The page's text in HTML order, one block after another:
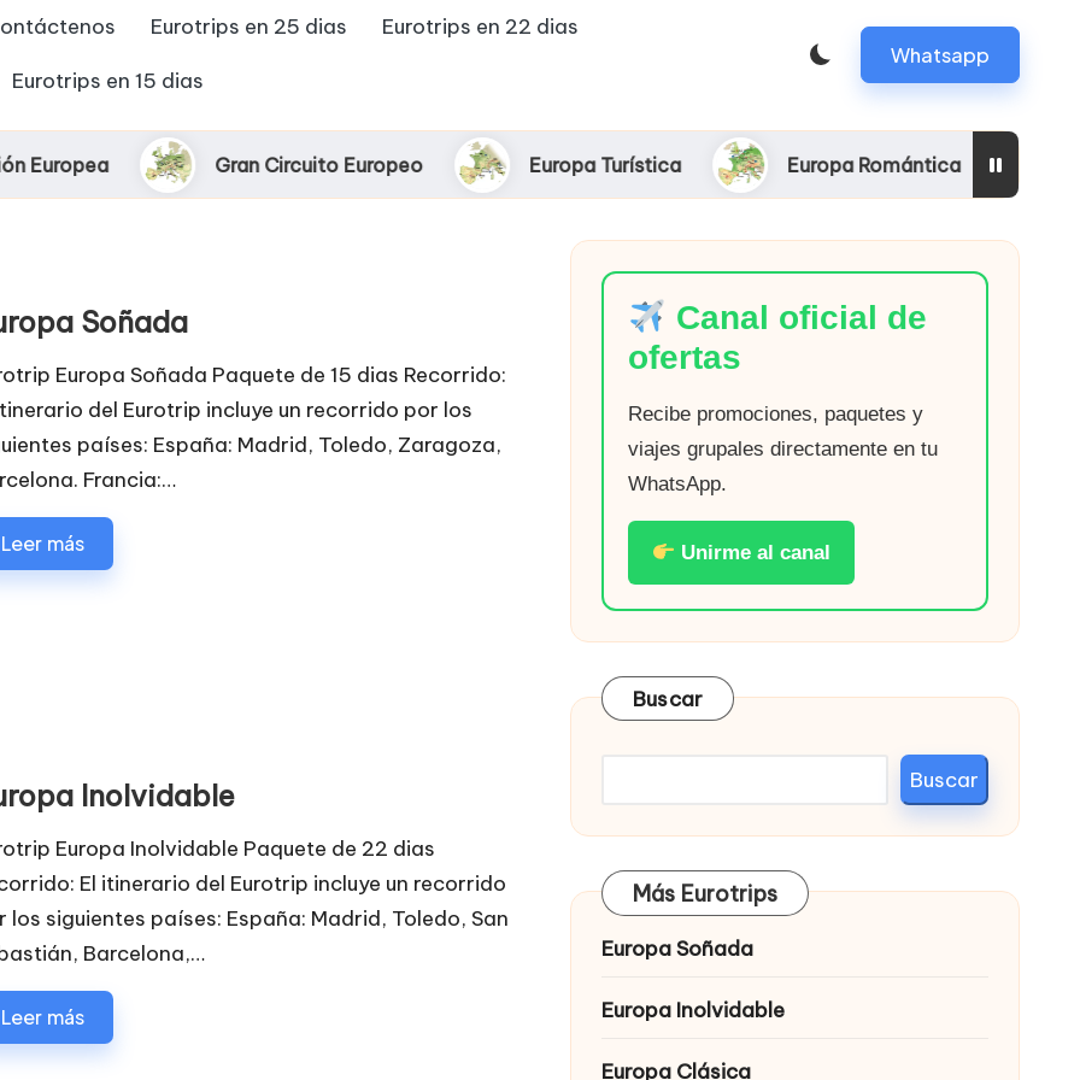
Eurotrips en 25 dias Eurotrips en 22 dias
Eurotrips en 15 dias
Whatsapp
Gran Circuito Europeo Europa Turística Europa Romántica Europa
Soñada
Europa Soñada Paquete de 15 dias Recorrido:
del Eurotrip incluye un recorrido por los
países: España: Madrid, Toledo, Zaragoza,
Francia:…
Leer más
Inolvidable
Europa Inolvidable Paquete de 22 dias
El itinerario del Eurotrip incluye un recorrido
los siguientes países: España: Madrid, Toledo, San
Barcelona,…
Leer más
Canal oficial de
ofertas
Recibe promociones, paquetes y
viajes grupales directamente en tu
WhatsApp.
Unirme al canal
Buscar
Buscar
Más Eurotrips
Europa Soñada
Europa Inolvidable
Europa Clásica